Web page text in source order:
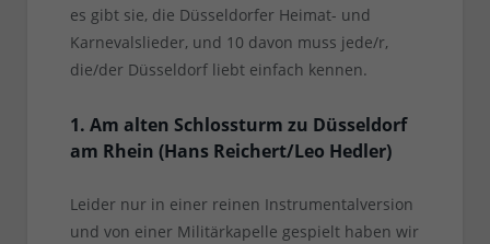
es gibt sie, die Düsseldorfer Heimat- und
Karnevalslieder, und 10 davon muss jede/r,
die/der Düsseldorf liebt einfach kennen.
1. Am alten Schlossturm zu Düsseldorf
am Rhein (Hans Reichert/Leo Hedler)
Leider nur in einer reinen Instrumentalversion
und von einer Militärkapelle gespielt haben wir